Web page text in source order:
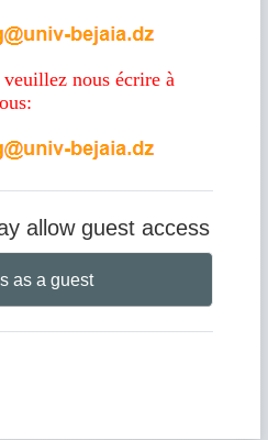
nous écrire à
allow guest access
as a guest